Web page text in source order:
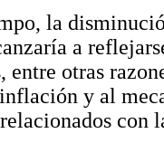
la
a
entre otras
y al
con